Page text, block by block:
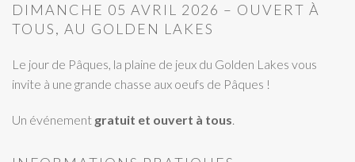
DIMANCHE 05 AVRIL 2026 – OUVERT À
TOUS, AU GOLDEN LAKES
Le jour de Pâques, la plaine de jeux du Golden Lakes vous
invite à une grande chasse aux oeufs de Pâques !
Un événement gratuit et ouvert à tous.